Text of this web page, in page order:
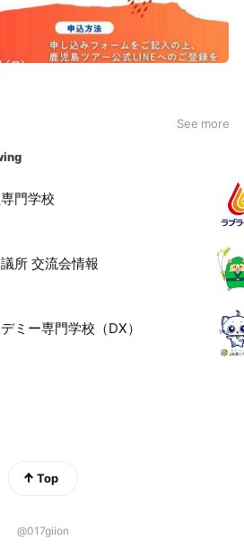
See more
門学校
所 交流会情報
ミー専門学校（DX）
Top
@017giion